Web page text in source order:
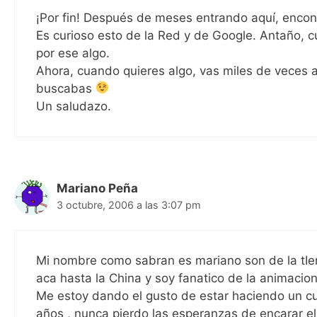
¡Por fin! Después de meses entrando aquí,
Es curioso esto de la Red y de Google. Antaño,
por ese algo.
Ahora, cuando quieres algo, vas miles de
buscabas
Un saludazo.
Mariano Peña
3 octubre, 2006 a las 3:07 pm
Mi nombre como sabran es mariano son de la
aca hasta la China y soy fanatico de la
Me estoy dando el gusto de estar haciendo un
años , nunca pierdo las esperanzas de encarar